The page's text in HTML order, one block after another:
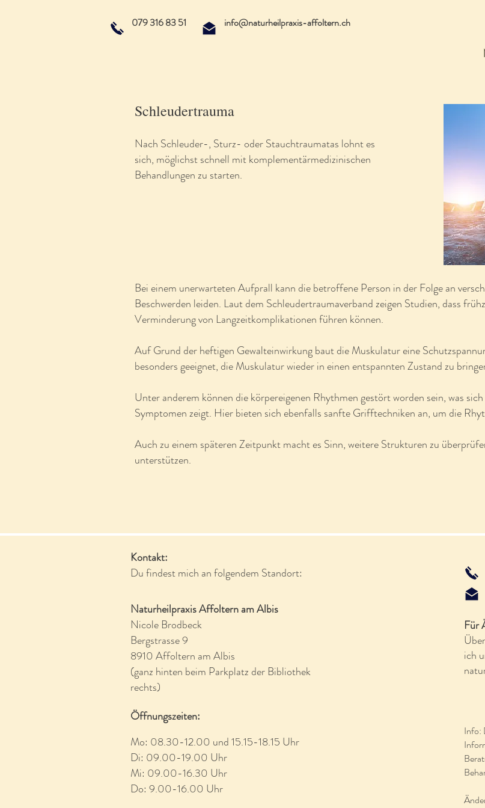
079 316 83 51 info@naturheilpraxis-affoltern.ch
Schleudertrauma
Nach Schleuder-, Sturz- oder Stauchtraumatas lohnt es
sich, möglichst schnell mit komplementärmedizinischen
Behandlungen zu starten.
Bei einem unerwarteten Aufprall kann die betroffene Person in der Folge an
Beschwerden leiden. Laut dem Schleudertraumaverband zeigen Studien, dass
Verminderung von Langzeitkomplikationen führen können.
Auf Grund der heftigen Gewalteinwirkung baut die Muskulatur eine
besonders geeignet, die Muskulatur wieder in einen entspannten Zustand zu
Unter anderem können die körpereigenen Rhythmen gestört worden sein, was
Symptomen zeigt. Hier bieten sich ebenfalls sanfte Grifftechniken an, um die
Auch zu einem späteren Zeitpunkt macht es Sinn, weitere Strukturen zu
unterstützen.
Kontakt:
Du findest mich an folgendem Standort:
Naturheilpraxis Affoltern am Albis
Nicole Brodbeck
Bergstrasse 9
8910 Affoltern am Albis
(ganz hinten beim Parkplatz der Bibliothek
rechts)
Für
ich
Öffnungszeiten:
Mo: 08.30-12.00 und 15.15-18.15 Uhr
Di: 09.00-19.00 Uhr
Mi: 09.00-16.30 Uhr
Do: 9.00-16.00 Uhr
Info: